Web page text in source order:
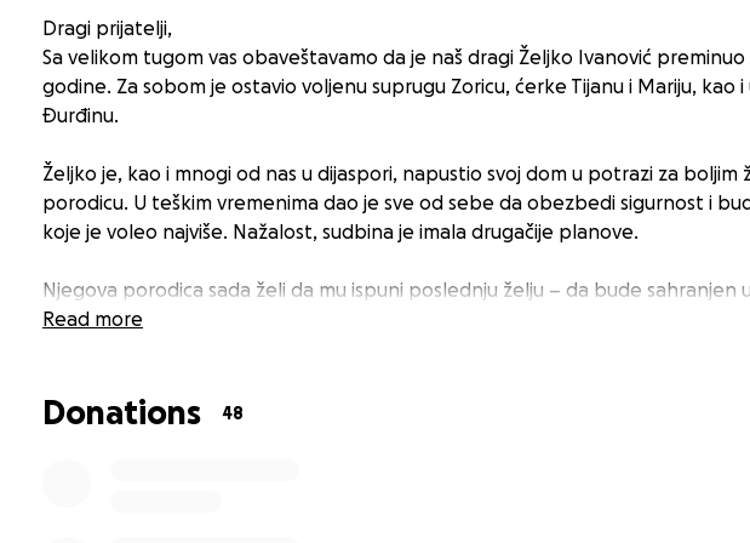
Dragi prijatelji,
Sa velikom tugom vas obaveštavamo da je naš dragi Željko Ivanović preminuo
godine. Za sobom je ostavio voljenu suprugu Zoricu, ćerke Tijanu i Mariju, kao
Đurđinu.
Željko je, kao i mnogi od nas u dijaspori, napustio svoj dom u potrazi za boljim
porodicu. U teškim vremenima dao je sve od sebe da obezbedi sigurnost i
koje je voleo najviše. Nažalost, sudbina je imala drugačije planove.
Njegova porodica sada želi da mu ispuni poslednju želju – da bude sahranjen
mestu, Omarine u Republici Srpskoj. Troškovi transporta i organizacije sahrane
Zahvalni smo na svakoj donaciji, deljenju kampanje, i reči podrške. Pomozimo
Read more
Donations 48